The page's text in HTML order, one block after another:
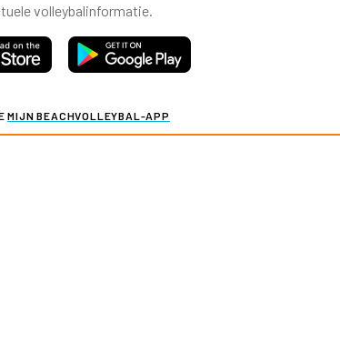
volleybalinformatie.
MIJN BEACHVOLLEYBAL-APP